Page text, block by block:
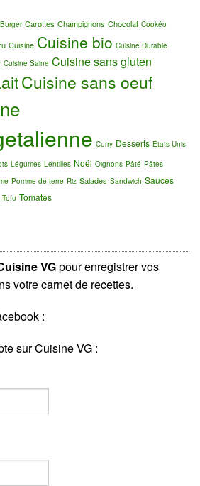
Burger Carottes Champignons Chocolat Cookéo
Cuisine Cuisine bio Cuisine Durable
Cuisine Saine Cuisine sans gluten
Cuisine sans oeuf
Curry Desserts États-Unis
Légumes Lentilles Noël Oignons Pâté Pâtes
Pomme de terre Riz Salades Sandwich Sauces
Tofu Tomates
VGpour enregistrer vos
votre carnet de recettes.
:
sur Cuisine VG :